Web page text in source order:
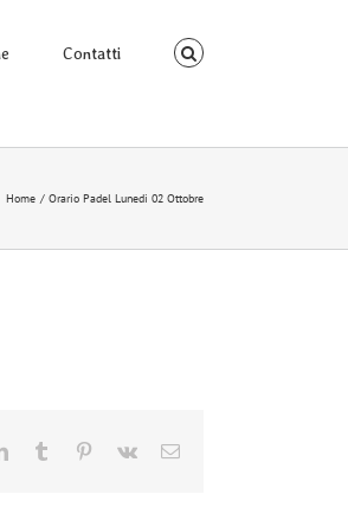
Contatti
Home Orario Padel Lunedi 02 Ottobre
LinkedInTumblr Pinterest
Vk Email